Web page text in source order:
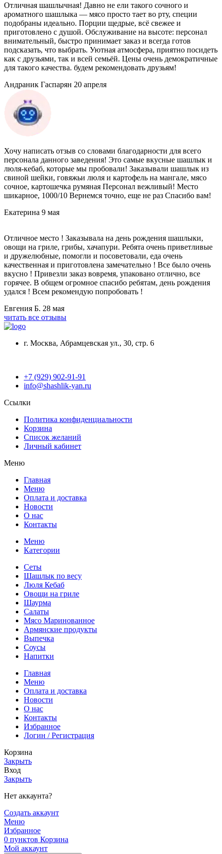
Отличная шашлычная! Давно не ели такого сочного и
ароматного шашлыка — мясо просто тает во рту, специи
подобраны идеально. Порции щедрые, всё свежее и
приготовлено с душой. Обслуживание на высоте: персонал
внимательный, быстро принимает заказ и всегда готов
подсказать, что выбрать. Уютная атмосфера, приятно посидеть
как с друзьями, так и всей семьёй. Цены очень демократичные
для такого качества. будем рекомендовать друзьям!
Андраник Гаспарян 20 апреля
Хочу написать отзыв со словами благодарности для всего
персонала данного заведения! Это самые вкусные шашлык и
люля-кебаб, которые мы пробовали! Заказывали шашлык из
свиной шейки, говяжьи люля и картофель на мангале, мясо
сочное, картошечка румяная Персонал вежливый! Место
шикарное, 1000/10 Вернемся точно, еще не раз Спасибо вам!
Екатерина 9 мая
Отличное место ! Заказывала на день рождения шашлыки,
овощи на гриле, грибы, хачапури. Ребята очень приветливые
и дружелюбные, помогли и посоветовали, еда очень
качественная и приготовлена замечательно ! Все было очень
вкусно ! Привезли заказ вовремя, упаковано отлично, все
горячее. В общем огромное спасибо ребятам, день рождения
удался ! Всем рекомендую попробовать !
Евгения Б. 28 мая
читать все отзывы
г. Москва, Абрамцевская ул., 30, стр. 6
+7 (929) 902-91-91
info@shashlik-yan.ru
Ссылки
Политика конфиденциальности
Корзина
Список желаний
Личный кабинет
Меню
Главная
Меню
Оплата и доставка
Новости
О нас
Контакты
Меню
Категории
Сеты
Шашлык по весу
Люля Кебаб
Овощи на гриле
Шаурма
Салаты
Мясо Маринованное
Армянские продукты
Выпечка
Соусы
Напитки
Главная
Меню
Оплата и доставка
Новости
О нас
Контакты
Избранное
Логин / Регистрация
Корзина
Закрыть
Вход
Закрыть
Нет аккаунта?
Создать аккаунт
Меню
Избранное
0 пунктов Корзина
Мой аккаунт